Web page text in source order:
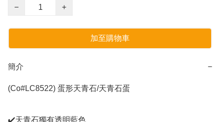
−
+
加至購物車
簡介 −
(Co#LC8522) 蛋形天青石/天青石蛋
✔️天青石獨有透明藍色